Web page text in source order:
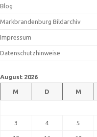
Blog
Markbrandenburg Bildarchiv
Impressum
Datenschutzhinweise
August 2026
M D M
3 4 5